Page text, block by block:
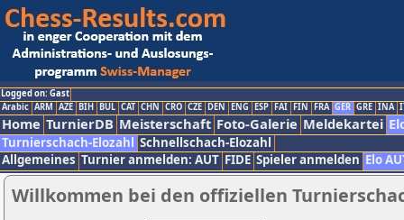
Logged on: Gast
Arabic ARM AZE BIH BUL CAT CHN CRO CZE DEN ENG ESP FAI FIN FRA GER GRE INA
Home TurnierDB Meisterschaft Foto-Galerie Meldekartei
Turnierschach-Elozahl Schnellschach-Elozahl
Allgemeines Turnier anmelden: AUT FIDE Spieler anmelden Elo
Willkommen bei den offiziellen